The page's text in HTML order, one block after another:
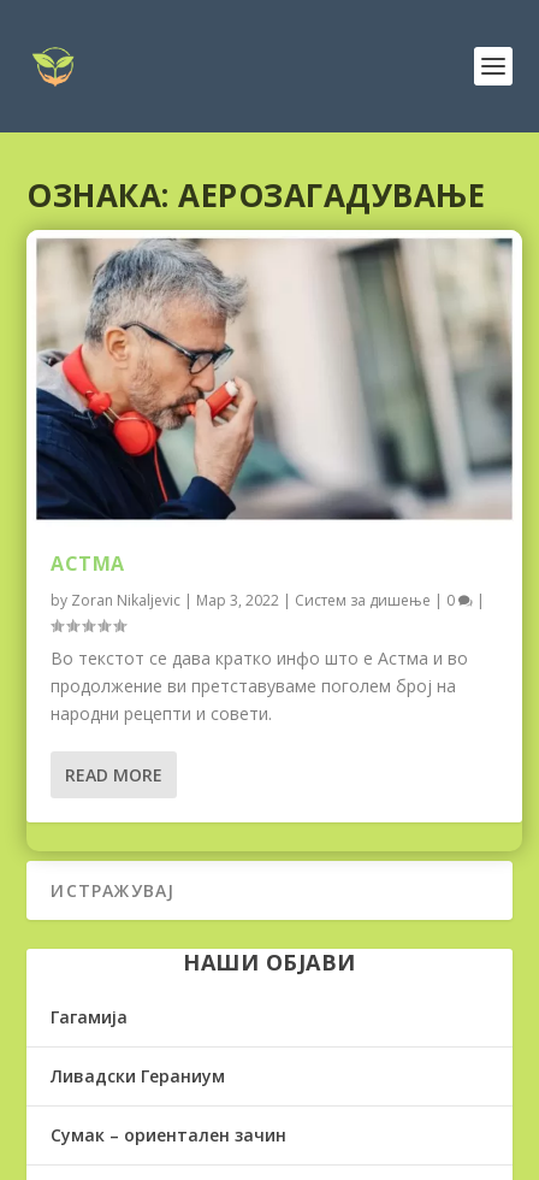
ОЗНАКА:АЕРОЗАГАДУВАЊЕ
АСТМА
by Zoran Nikaljevic | Мар 3, 2022 | Систем за дишење | 0 |
Во текстот се дава кратко инфо што е Астма и во
продолжение ви претставуваме поголем број на
народни рецепти и совети.
READ MORE
НАШИ ОБЈАВИ
Гагамија
Ливадски Гераниум
Сумак – ориентален зачин